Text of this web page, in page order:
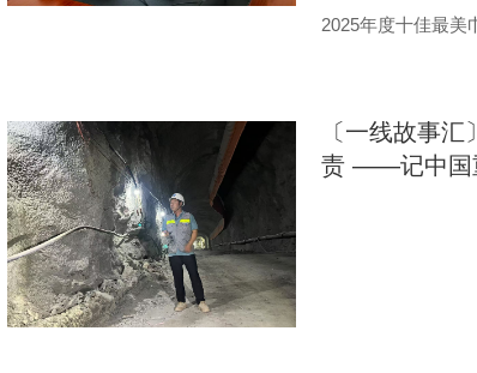
2025年度十佳最美
〔一线故事
责 ——记中国